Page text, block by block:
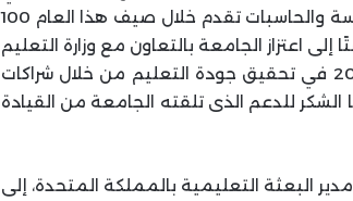
تقدمها الجامعة سنويا للطلاب، مشيرًا إلى أن كلية الهندسة والحاسبات تقدم خلال صيف هذا العام 100
إلى اعتزاز الجامعة بالتعاون مع وزارة التعليم
العالي والبحث العلمي لتحقيق رؤية الدولة المصرية 2030 في تحقيق جودة التعليم من خلال شراكات
للدعم الذى تلقته الجامعة من القيادة
البعثة التعليمية بالمملكة المتحدة، إلى